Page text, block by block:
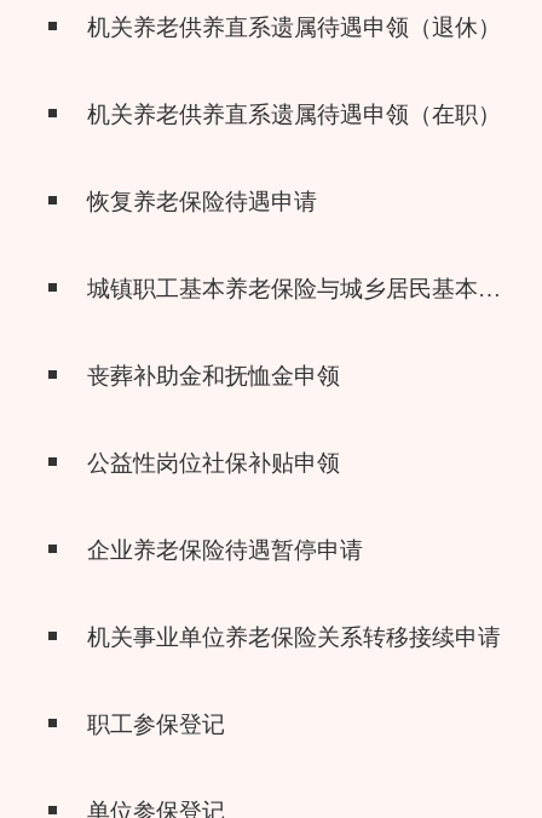
机关养老供养直系遗属待遇申领（退休）
机关养老供养直系遗属待遇申领（在职）
恢复养老保险待遇申请
城镇职工基本养老保险与城乡居民基本养老保险制度衔接申请
丧葬补助金和抚恤金申领
公益性岗位社保补贴申领
企业养老保险待遇暂停申请
机关事业单位养老保险关系转移接续申请
职工参保登记
单位参保登记